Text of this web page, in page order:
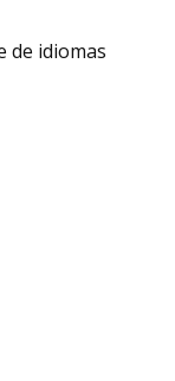
de idiomas